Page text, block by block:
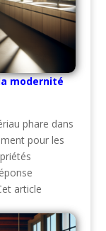
modernité
phare dans
pour les
article